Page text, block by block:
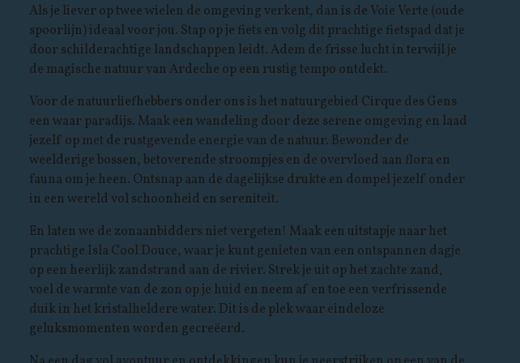
Als je liever op twee wielen de omgeving verkent, dan is de Voie Verte (oude
spoorlijn) ideaal voor jou. Stap op je fiets en volg dit prachtige fietspad dat je
door schilderachtige landschappen leidt. Adem de frisse lucht in terwijl je
de magische natuur van Ardeche op een rustig tempo ontdekt.
Voor de natuurliefhebbers onder ons is het natuurgebied Cirque des Gens
een waar paradijs. Maak een wandeling door deze serene omgeving en laad
jezelf op met de rustgevende energie van de natuur. Bewonder de
weelderige bossen, betoverende stroompjes en de overvloed aan flora en
fauna om je heen. Ontsnap aan de dagelijkse drukte en dompel jezelf onder
in een wereld vol schoonheid en sereniteit.
En laten we de zonaanbidders niet vergeten! Maak een uitstapje naar het
prachtige Isla Cool Douce, waar je kunt genieten van een ontspannen dagje
op een heerlijk zandstrand aan de rivier. Strek je uit op het zachte zand,
voel de warmte van de zon op je huid en neem af en toe een verfrissende
duik in het kristalheldere water. Dit is de plek waar eindeloze
geluksmomenten worden gecreëerd.